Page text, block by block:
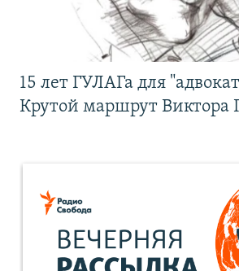
15 лет ГУЛАГа для
Крутой маршрут Виктора